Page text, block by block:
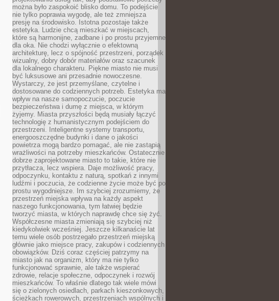
można było zaspokoić blisko domu. To podejście
nie tylko poprawia wygodę, ale też zmniejsza
presję na środowisko. Istotna pozostaje także
estetyka. Ludzie chcą mieszkać w miejscach,
które są harmonijne, zadbane i po prostu przyjemne
dla oka. Nie chodzi wyłącznie o efektowną
architekturę, lecz o spójność przestrzeni, porządek
wizualny, dobry dobór materiałów oraz szacunek
dla lokalnego charakteru. Piękne miasto nie musi
być luksusowe ani przesadnie nowoczesne.
Wystarczy, że jest przemyślane, czytelne i
dostosowane do codziennych potrzeb. Estetyka ma
wpływ na nasze samopoczucie, poczucie
bezpieczeństwa i dumę z miejsca, w którym
żyjemy. Miasta przyszłości będą musiały łączyć
technologię z humanistycznym podejściem do
przestrzeni. Inteligentne systemy transportu,
energooszczędne budynki i dane o jakości
powietrza mogą bardzo pomagać, ale nie zastąpią
wrażliwości na potrzeby mieszkańców. Ostatecznie
dobrze zaprojektowane miasto to takie, które nie
przytłacza, lecz wspiera. Daje możliwość pracy,
odpoczynku, kontaktu z naturą, spotkań z innymi
ludźmi i poczucia, że codzienne życie może być po
prostu wygodniejsze. Im szybciej zrozumiemy, że
przestrzeń miejska wpływa na każdy aspekt
naszego funkcjonowania, tym łatwiej będzie
tworzyć miasta, w których naprawdę chce się żyć.
Współczesne miasta zmieniają się szybciej niż
kiedykolwiek wcześniej. Jeszcze kilkanaście lat
temu wiele osób postrzegało przestrzeń miejską
głównie jako miejsce pracy, zakupów i codziennych
obowiązków. Dziś coraz częściej patrzymy na
miasto jak na organizm, który ma nie tylko
funkcjonować sprawnie, ale także wspierać
zdrowie, relacje społeczne, odpoczynek i rozwój
mieszkańców. To właśnie dlatego tak wiele mówi
się o zielonych osiedlach, parkach kieszonkowych,
ścieżkach rowerowych, przestrzeniach wspólnych i